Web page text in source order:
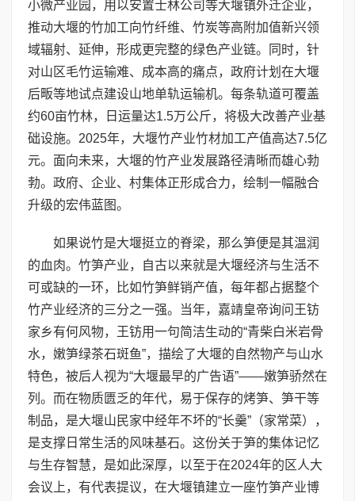
小微产业园，用以安置士林公司等大堰镇外迁企业，
推动大堰的竹加工向竹纤维、竹炭等高附加值新兴领
域辐射、延伸，形成更完整的绿色产业链。同时，针
对山区毛竹运输难、成本高的痛点，政府计划在大堰
后畈等地试点建设山地单轨运输机。每条轨道可覆盖
约60亩竹林，日运量达1.5万公斤，将极大改善产业基
础设施。2025年，大堰竹产业竹材加工产值高达7.5亿
元。面向未来，大堰的竹产业发展路径清晰而雄心勃
勃。政府、企业、村集体正形成合力，绘制一幅融合
升级的宏伟蓝图。
如果说竹是大堰挺立的脊梁，那么笋便是其温润
的血肉。竹笋产业，自古以来就是大堰经济与生活不
可或缺的一环，比如竹笋鲜销产值，每年都占据整个
竹产业经济的三分之一强。当年，嘉靖皇帝询问王钫
家乡有何风物，王钫用一句简洁生动的“青柴白米岩骨
水，嫩笋绿茶石斑鱼”，描绘了大堰的自然物产与山水
特色，被后人视为“大堰最早的广告语”——嫩笋骄然在
列。而在物质匮乏的年代，易于保存的烤笋、笋干等
制品，是大堰山民家中经年不坏的“长羹”（家常菜），
是支撑日常生活的风味基石。这份关于笋的集体记忆
与生存智慧，是如此深厚，以至于在2024年的区人大
会议上，有代表提议，在大堰镇建立一座竹笋产业博